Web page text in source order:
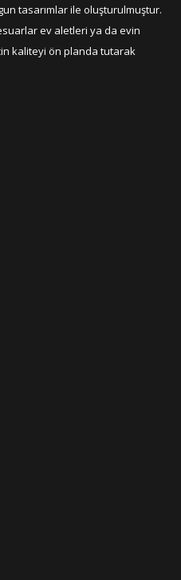
tasarımlar ile oluşturulmuştur.
ev aletleri ya da evin
kaliteyi ön planda tutarak